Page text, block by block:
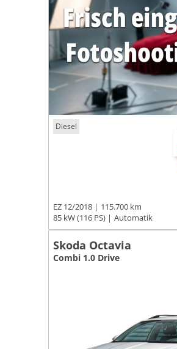
Diesel
EZ 12/2018
115.700 km
85 kW (116 PS)
Automatik
Skoda Octavia
Combi 1.0 Drive